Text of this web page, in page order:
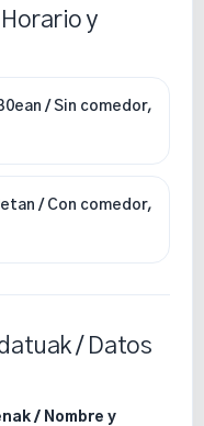
y
/ Sin comedor,
/ Con comedor,
/ Datos
/ Nombre y